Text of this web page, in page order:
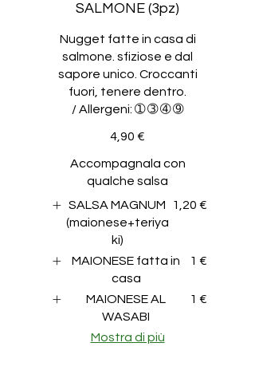
SALMONE (3pz)
Nugget fatte in casa di
salmone. sfiziose e dal
sapore unico. Croccanti
fuori, tenere dentro.
4,90 €
Accompagnala con
qualche salsa
SALSA MAGNUM
(maionese+teriya
ki)
1,20 €
MAIONESE fatta in
casa
1 €
MAIONESE AL
WASABI
1 €
Mostra di più